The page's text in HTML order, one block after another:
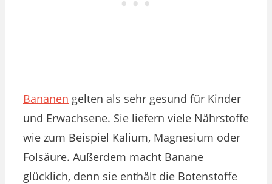
Bananen gelten als sehr gesund für Kinder
und Erwachsene. Sie liefern viele Nährstoffe
wie zum Beispiel Kalium, Magnesium oder
Folsäure. Außerdem macht Banane
glücklich, denn sie enthält die Botenstoffe